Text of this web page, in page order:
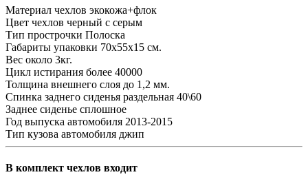
Материал чехлов экокожа+флок
Цвет чехлов черный с серым
Тип прострочки Полоска
Габариты упаковки 70х55х15 см.
Вес около 3кг.
Цикл истирания более 40000
Толщина внешнего слоя до 1,2 мм.
Спинка заднего сиденья раздельная 40\60
Заднее сиденье сплошное
Год выпуска автомобиля 2013-2015
Тип кузова автомобиля джип
В комплект чехлов входит